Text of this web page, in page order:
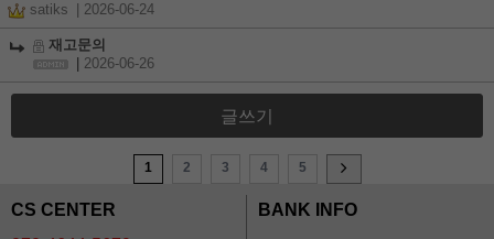
satiks
| 2026-06-24
재고문의
2026-06-26
글쓰기
1 2 3 4 5
CS CENTER
BANK INFO